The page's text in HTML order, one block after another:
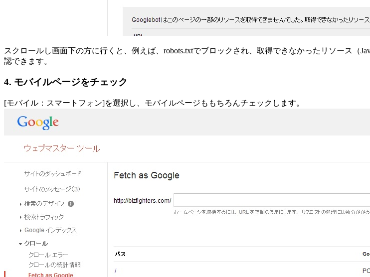
スクロールし画面下の方に行くと、例えば、robots.txtでブロックされ、取得できなかったリソース（
認できます。
4. モバイルページをチェック
[モバイル：スマートフォン]を選択し、モバイルページももちろんチェックします。